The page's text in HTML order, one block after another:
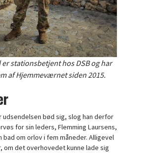
er stationsbetjent hos DSB og har
af Hjemmeværnet siden 2015.
udsendelsen bød sig, slog han derfor
for sin leders, Flemming Laursens,
bad om orlov i fem måneder. Alligevel
om det overhovedet kunne lade sig